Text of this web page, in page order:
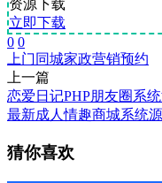
资源下载
立即下载
0 0
上门 同城家政营销预约
上一篇
恋爱日记PHP朋友圈系
最新成人情趣商城系统
猜你喜欢